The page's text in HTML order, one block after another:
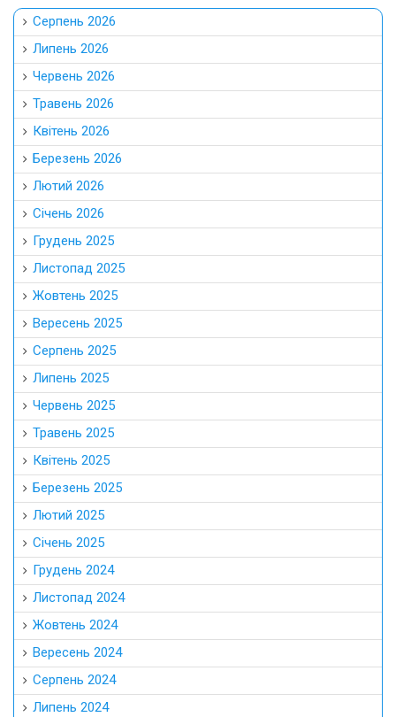
Серпень 2026
Липень 2026
Червень 2026
Травень 2026
Квітень 2026
Березень 2026
Лютий 2026
Січень 2026
Грудень 2025
Листопад 2025
Жовтень 2025
Вересень 2025
Серпень 2025
Липень 2025
Червень 2025
Травень 2025
Квітень 2025
Березень 2025
Лютий 2025
Січень 2025
Грудень 2024
Листопад 2024
Жовтень 2024
Вересень 2024
Серпень 2024
Липень 2024